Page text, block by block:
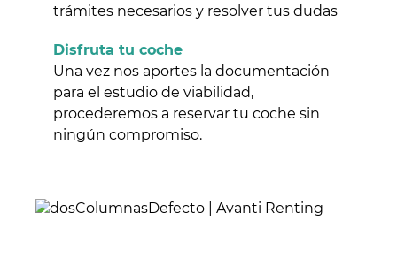
trámites necesarios y resolver tus dudas
Disfruta tu coche
Una vez nos aportes la documentación
para el estudio de viabilidad,
procederemos a reservar tu coche sin
ningún compromiso.